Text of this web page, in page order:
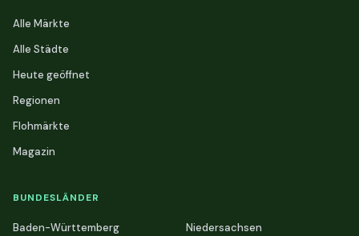
Alle Märkte
Alle Städte
Heute geöffnet
Regionen
Flohmärkte
Magazin
BUNDESLÄNDER
Baden-Württemberg
Niedersachsen